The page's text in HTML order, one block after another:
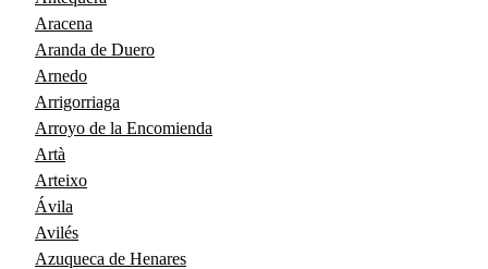
Aracena
Aranda de Duero
Arnedo
Arrigorriaga
Arroyo de la Encomienda
Artà
Arteixo
Ávila
Avilés
Azuqueca de Henares